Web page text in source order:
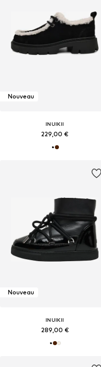
Nouveau
INUIKII
229,00 €
Nouveau
INUIKII
289,00 €